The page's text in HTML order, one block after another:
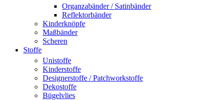
Organzabänder / Satinbänder
Reflektorbänder
Kinderknöpfe
Maßbänder
Scheren
Stoffe
Unistoffe
Kinderstoffe
Designerstoffe / Patchworkstoffe
Dekostoffe
Bügelvlies